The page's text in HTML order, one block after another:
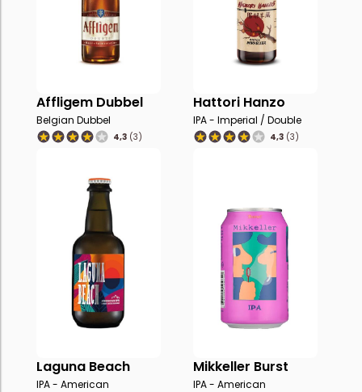
Affligem Dubbel
Belgian Dubbel
4,3 (3)
Hattori Hanzo
IPA - Imperial / Double
4,3 (3)
Laguna Beach
IPA - American
Mikkeller Burst
IPA - American